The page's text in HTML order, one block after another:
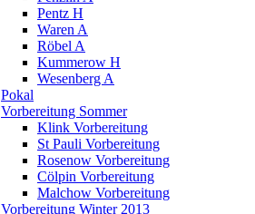
Pentz H
Waren A
Röbel A
Kummerow H
Wesenberg A
Pokal
Vorbereitung Sommer
Klink Vorbereitung
St Pauli Vorbereitung
Rosenow Vorbereitung
Cölpin Vorbereitung
Malchow Vorbereitung
Vorbereitung Winter 2013